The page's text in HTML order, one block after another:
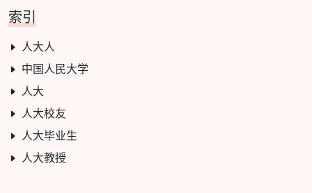
索引
人大人
中国人民大学
人大
人大校友
人大毕业生
人大教授